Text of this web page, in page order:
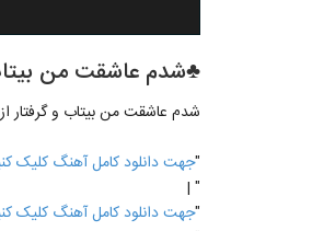
♣شدم عاشقت من
شدم عاشقت من بیتاب و گرفتار
"جهت دانلود کامل آهنگ کلیک
" |
"جهت دانلود کامل آهنگ کلیک